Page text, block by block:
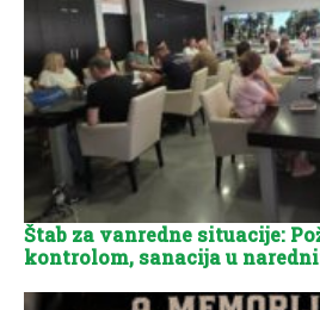
Štab za vanredne situacije:
kontrolom, sanacija u